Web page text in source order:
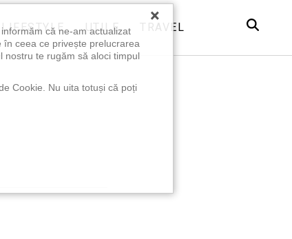
LIFESTYLE UTILE TRAVEL
×
că ne-am actualizat
ceea ce privește prelucrarea
nostru te rugăm să aloci timpul
Cookie. Nu uita totuși că poți